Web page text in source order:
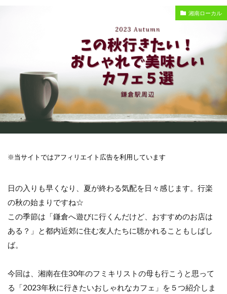
湘南ローカル
※当サイトではアフィリエイト広告を利用しています
日の入りも早くなり、夏が終わる気配を日々感じます。行楽
の秋の始まりですね☆
この季節は「鎌倉へ遊びに行くんだけど、おすすめのお店は
ある？」と都内近郊に住む友人たちに聴かれることもしばし
ば。
今回は、湘南在住30年のフミキリストの母も行こうと思って
る「2023年秋に行きたいおしゃれなカフェ」を５つ紹介しま